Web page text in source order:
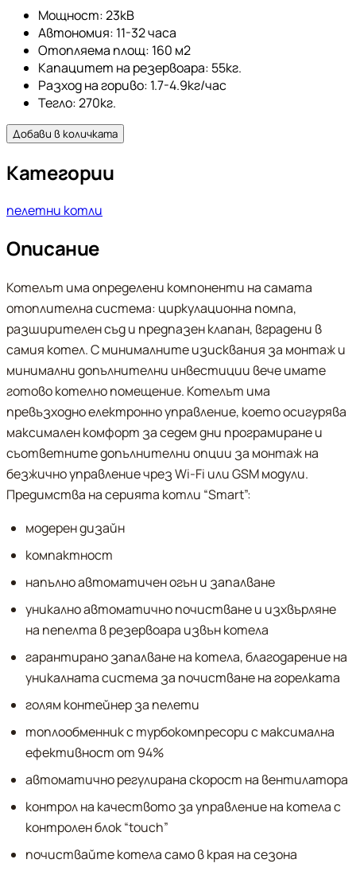
Мощност: 23кВ
Автономия: 11-32 часа
Отопляема площ: 160 м2
Капацитет на резервоара: 55кг.
Разход на гориво: 1.7-4.9кг/час
Тегло: 270кг.
Добави в количката
Категории
пелетни котли
Описание
Котелът има определени компоненти на самата
отоплителна система: циркулационна помпа,
разширителен съд и предпазен клапан, вградени в
самия котел. С минималните изисквания за монтаж и
минимални допълнителни инвестиции вече имате
готово котелно помещение. Котелът има
превъзходно електронно управление, което осигурява
максимален комфорт за седем дни програмиране и
съответните допълнителни опции за монтаж на
безжично управление чрез Wi-Fi или GSM модули.
Предимства на серията котли “Smart”:
модерен дизайн
компактност
напълно автоматичен огън и запалване
уникално автоматично почистване и изхвърляне
на пепелта в резервоара извън котела
гарантирано запалване на котела, благодарение на
уникалната система за почистване на горелката
голям контейнер за пелети
топлообменник с турбокомпресори с максимална
ефективност от 94%
автоматично регулирана скорост на вентилатора
контрол на качеството за управление на котела с
контролен блок “touch”
почиствайте котела само в края на сезона